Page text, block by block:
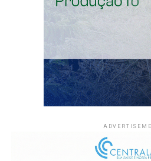
A economia acreana apresenta
Produto Interno Bruto (PIB)
bilhões. As exportações
devem chegar próximas aos
salto significativo em
registrados em anos anteriores.
ser vista como uma empresa. O
ocorre quando o capital social
o profissionalismo afasta o